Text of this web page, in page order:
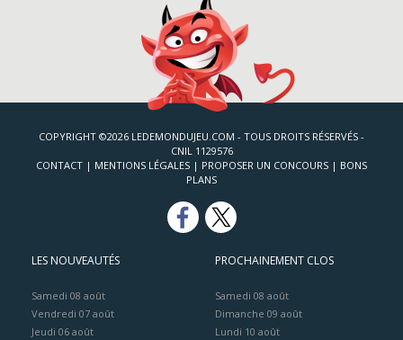
COPYRIGHT ©2026 LEDEMONDUJEU.COM - TOUS DROITS RÉSERVÉS -
CNIL 1129576
CONTACT | MENTIONS LÉGALES | PROPOSER UN CONCOURS | BONS
PLANS
LES NOUVEAUTÉS
Samedi 08 août
Vendredi 07 août
Jeudi 06 août
PROCHAINEMENT CLOS
Samedi 08 août
Dimanche 09 août
Lundi 10 août